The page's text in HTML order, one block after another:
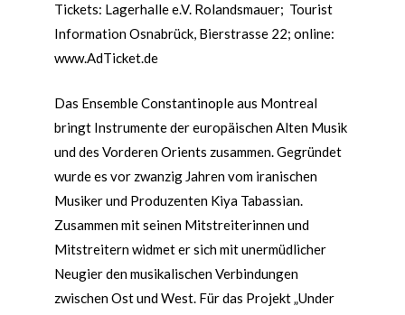
Tickets: Lagerhalle e.V. Rolandsmauer; Tourist
Information Osnabrück, Bierstrasse 22; online:
www.AdTicket.de
Das Ensemble Constantinople aus Montreal
bringt Instrumente der europäischen Alten Musik
und des Vorderen Orients zusammen. Gegründet
wurde es vor zwanzig Jahren vom iranischen
Musiker und Produzenten Kiya Tabassian.
Zusammen mit seinen Mitstreiterinnen und
Mitstreitern widmet er sich mit unermüdlicher
Neugier den musikalischen Verbindungen
zwischen Ost und West. Für das Projekt „Under